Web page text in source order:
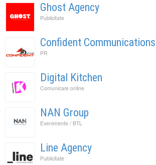
Ghost Agency
Publicitate
Confident Communications
PR
Digital Kitchen
Comunicare online
NAN Group
Evenimente / BTL
Line Agency
Publicitate